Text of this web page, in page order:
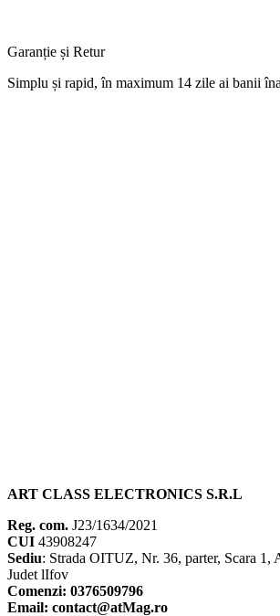
Garanție și Retur
Simplu și rapid,în maximum 14 zile ai banii
ART CLASS ELECTRONICS S.R.L
Reg. com. J23/1634/2021
CUI 43908247
Sediu: Strada OITUZ, Nr. 36, parter, Scara 1,
Judet lIfov
Comenzi: 0376509796
Email: contact@atMag.ro